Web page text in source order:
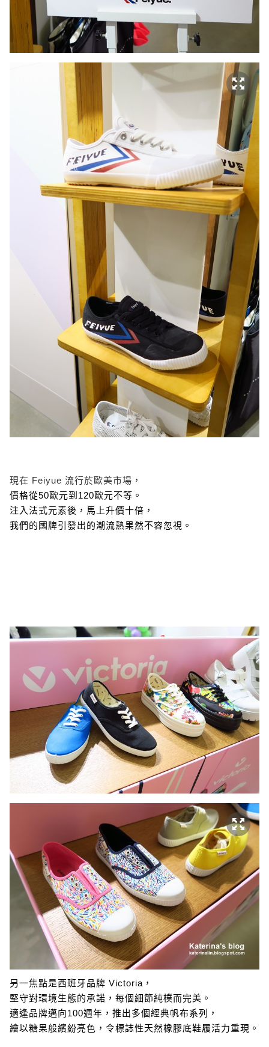
現在 Feiyue 流行於歐美市場，
價格從50歐元到120歐元不等。
注入法式元素後，馬上升價十倍，
我們的國牌引發出的潮流熱果然不容忽視。
另一焦點是西班牙品牌 Victoria，
堅守對環境生態的承諾，每個細節純樸而完美。
適逢品牌邁向100週年，推出多個經典帆布系列，
繪以糖果般繽紛亮色，令標誌性天然橡膠底鞋履活力重現。